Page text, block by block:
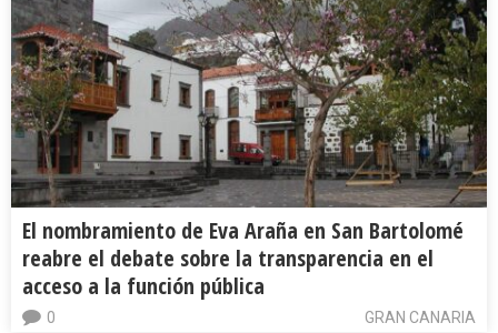
El nombramiento de Eva Araña en San Bartolomé
reabre el debate sobre la transparencia en el
acceso a la función pública
GRAN CANARIA
0